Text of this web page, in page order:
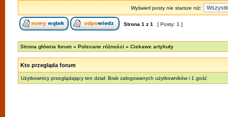
Wyświetl posty nie starsze niż:
Strona 1 z 1 [ Posty: 1 ]
Strona główna forum » Polecane różności » Ciekawe artykuły
Kto przegląda forum
Użytkownicy przeglądający ten dział: Brak zalogowanych użytkowników i 1 gość